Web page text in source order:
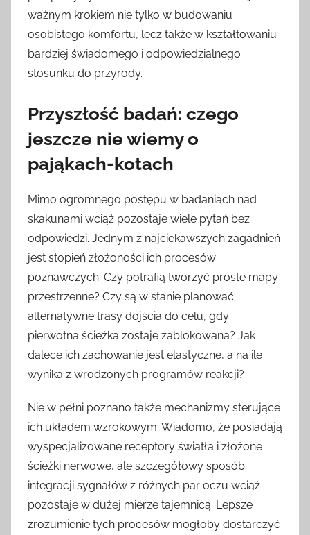
ważnym krokiem nie tylko w budowaniu
osobistego komfortu, lecz także w kształtowaniu
bardziej świadomego i odpowiedzialnego
stosunku do przyrody.
Przyszłość badań: czego
jeszcze nie wiemy o
pająkach-kotach
Mimo ogromnego postępu w badaniach nad
skakunami wciąż pozostaje wiele pytań bez
odpowiedzi. Jednym z najciekawszych zagadnień
jest stopień złożoności ich procesów
poznawczych. Czy potrafią tworzyć proste mapy
przestrzenne? Czy są w stanie planować
alternatywne trasy dojścia do celu, gdy
pierwotna ścieżka zostaje zablokowana? Jak
dalece ich zachowanie jest elastyczne, a na ile
wynika z wrodzonych programów reakcji?
Nie w pełni poznano także mechanizmy sterujące
ich układem wzrokowym. Wiadomo, że posiadają
wyspecjalizowane receptory światła i złożone
ścieżki nerwowe, ale szczegółowy sposób
integracji sygnałów z różnych par oczu wciąż
pozostaje w dużej mierze tajemnicą. Lepsze
zrozumienie tych procesów mogłoby dostarczyć